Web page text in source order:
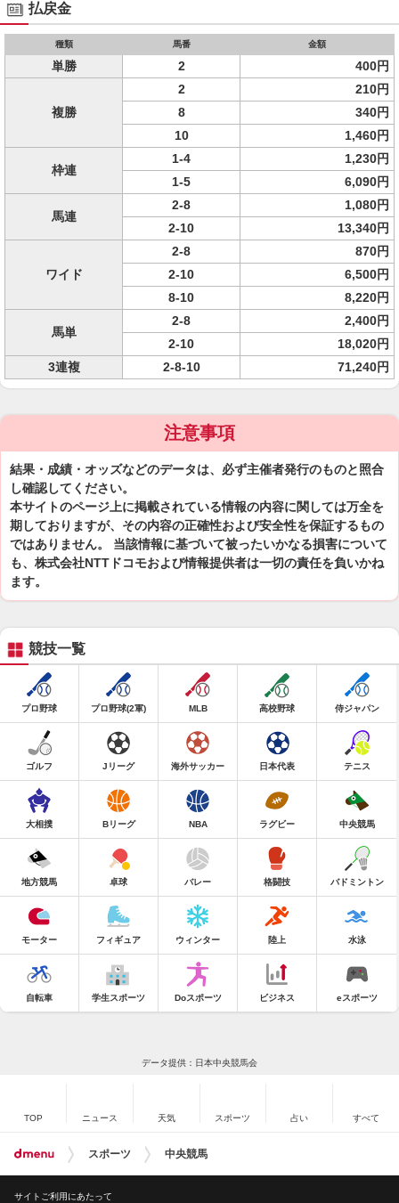
払戻金
種類 馬番 金額
単勝 2 400円
複勝
2
210円
8
340円
10
1,460円
枠連
1-4
1,230円
1-5
6,090円
馬連
2-8
1,080円
2-10
13,340円
ワイド
2-8
870円
2-10
6,500円
8-10
8,220円
馬単
2-8
2,400円
2-10
18,020円
3連複
2-8-10 71,240円
注意事項
結果・成績・オッズなどのデータは、必ず主催者発行のものと照合
し確認してください。
本サイトのページ上に掲載されている情報の内容に関しては万全を
期しておりますが、その内容の正確性および安全性を保証するもの
ではありません。 当該情報に基づいて被ったいかなる損害について
も、株式会社NTTドコモおよび情報提供者は一切の責任を負いかね
ます。
競技一覧
プロ野球 プロ野球(2軍) MLB 高校野球 侍ジャパン
ゴルフ Jリーグ 海外サッカー 日本代表 テニス
大相撲 Bリーグ NBA ラグビー 中央競馬
地方競馬 卓球 バレー 格闘技 バドミントン
モーター フィギュア ウィンター 陸上 水泳
自転車 学生スポーツ Doスポーツ ビジネス eスポーツ
データ提供：日本中央競馬会
TOP ニュース 天気 スポーツ 占い すべて
スポーツ 中央競馬
サイトご利用にあたって